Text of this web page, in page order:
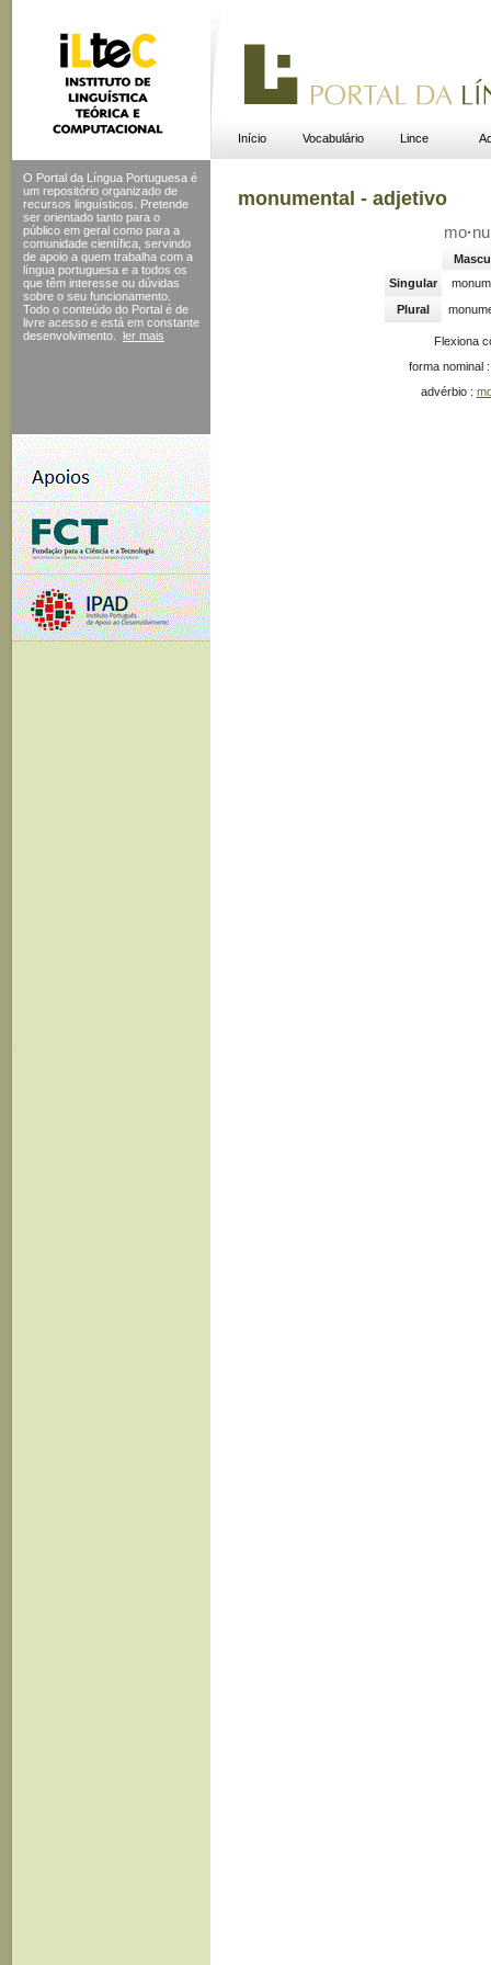
Início Vocabulário Lince
O Portal da Língua Portuguesa é
um repositório organizado de
recursos linguísticos. Pretende
ser orientado tanto para o
público em geral como para a
comunidade científica, servindo
de apoio a quem trabalha com a
língua portuguesa e a todos os
que têm interesse ou dúvidas
sobre o seu funcionamento.
Todo o conteúdo do Portal é de
livre acesso e está em constante
desenvolvimento.
ler mais
monumental - adjetivo
mo·nu
Singular
Plural
Flexiona
forma nominal
advérbio :